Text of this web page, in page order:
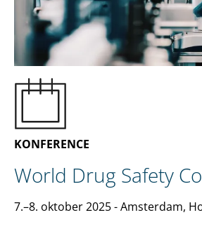
OM OS
KONFERENCE
World Drug Safety
7.–8. oktober 2025- Amsterdam,